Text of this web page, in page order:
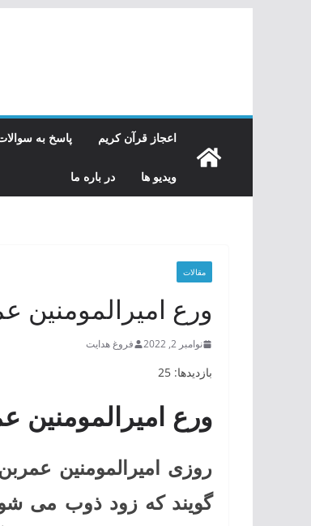
اعجاز قرآن کریم پاسخ به
ویدیو ها در باره ما
مقالات
ورع
نوامبر 2, 2022 فروغ هدایت
بازدیدها: 25
ورع
روزی امیرالمومنین
گویند که زود ذوب می